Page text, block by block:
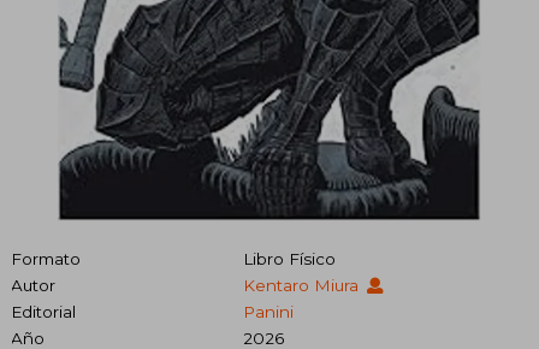
Formato
Libro Físico
Autor
Kentaro Miura
Editorial
Panini
Año
2026